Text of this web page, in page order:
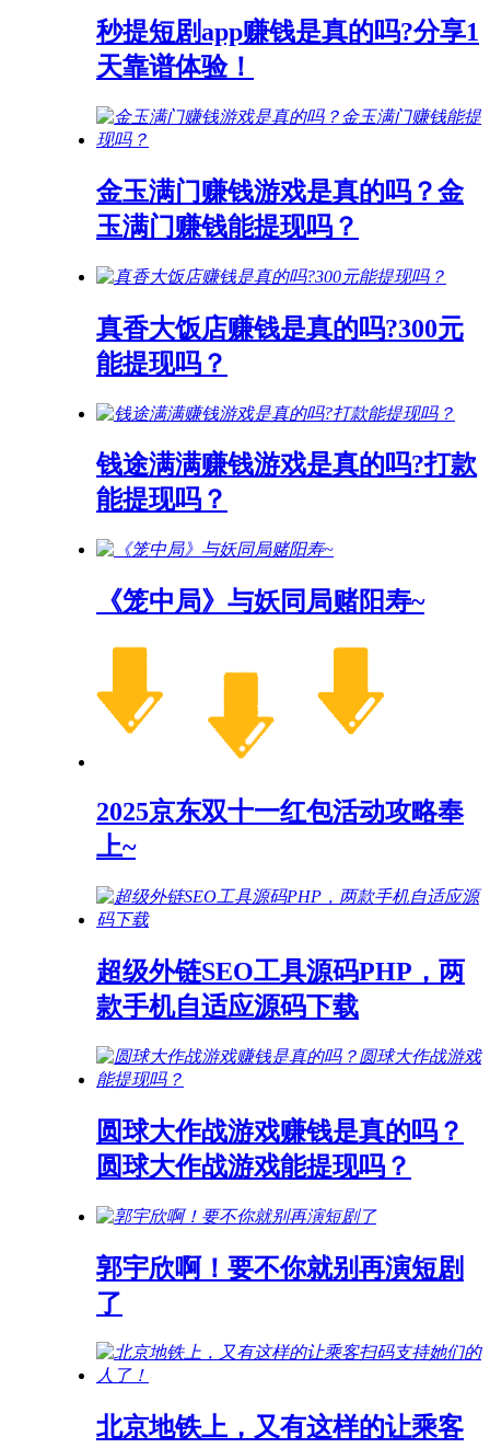
秒提短剧app赚钱是真的吗?分享1
天靠谱体验！
金玉满门赚钱游戏是真的吗？金
玉满门赚钱能提现吗？
真香大饭店赚钱是真的吗?300元
能提现吗？
钱途满满赚钱游戏是真的吗?打款
能提现吗？
《笼中局》与妖同局赌阳寿~
2025京东双十一红包活动攻略奉
上~
超级外链SEO工具源码PHP，两
款手机自适应源码下载
圆球大作战游戏赚钱是真的吗？
圆球大作战游戏能提现吗？
郭宇欣啊！要不你就别再演短剧
了
北京地铁上，又有这样的让乘客